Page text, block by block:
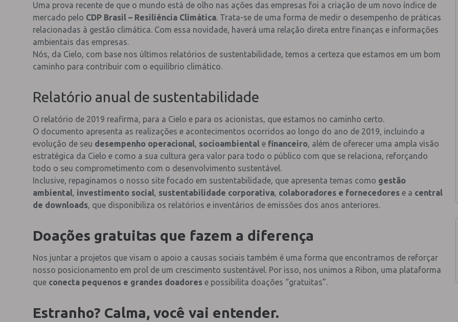
Uma prova recente de que o mundo está de olho nas ações das empresas foi a criação de um novo índice de
mercado pelo CDP Brasil – Resiliência Climática. Trata-se de uma forma de medir o desempenho de práticas
relacionadas à gestão climática. Com essa novidade, haverá uma relação direta entre finanças e informações
ambientais das empresas.
Nós, da Cielo, com base nos últimos relatórios de sustentabilidade, temos a certeza que estamos em um bom
caminho para contribuir com o equilíbrio climático.
Relatório anual de sustentabilidade
O relatório de 2019 reafirma, para a Cielo e para os acionistas, que estamos no caminho certo.
O documento apresenta as realizações e acontecimentos ocorridos ao longo do ano de 2019, incluindo a
evolução de seu desempenho operacional, socioambiental e financeiro, além de oferecer uma ampla visão
estratégica da Cielo e como a sua cultura gera valor para todo o público com que se relaciona, reforçando
todo o seu comprometimento com o desenvolvimento sustentável.
Inclusive, repaginamos o nosso site focado em sustentabilidade, que apresenta temas como gestão
ambiental, investimento social, sustentabilidade corporativa, colaboradores e fornecedores e a central
de downloads, que disponibiliza os relatórios e inventários de emissões dos anos anteriores.
Doações gratuitas que fazem a diferença
Nos juntar a projetos que visam o apoio a causas sociais também é uma forma que encontramos de reforçar
nosso posicionamento em prol de um crescimento sustentável. Por isso, nos unimos a Ribon, uma plataforma
que conecta pequenos e grandes doadores e possibilita doações “gratuitas”.
Estranho? Calma, você vai entender.